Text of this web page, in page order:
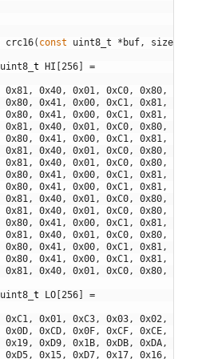
crc16( const uint8_t * buf, size
uint8 t HI 256
=
0x81, 0x40, 0x01, 0xC0, 0x80,
0x80, 0x41, 0x00, 0xC1, 0x81,
0x80, 0x41, 0x00, 0xC1, 0x81,
0x81, 0x40, 0x01, 0xC0, 0x80,
0x80, 0x41, 0x00, 0xC1, 0x81,
0x81, 0x40, 0x01, 0xC0, 0x80,
0x81, 0x40, 0x01, 0xC0, 0x80,
0x80, 0x41, 0x00, 0xC1, 0x81,
0x80, 0x41, 0x00, 0xC1, 0x81,
0x81, 0x40, 0x01, 0xC0, 0x80,
0x81, 0x40, 0x01, 0xC0, 0x80,
0x80, 0x41, 0x00, 0xC1, 0x81,
0x81, 0x40, 0x01, 0xC0, 0x80,
0x80, 0x41, 0x00, 0xC1, 0x81,
0x80, 0x41, 0x00, 0xC1, 0x81,
0x81, 0x40, 0x01, 0xC0, 0x80,
uint8 t LO 256
=
0xC1, 0x01, 0xC3, 0x03, 0x02,
0x0D, 0xCD, 0x0F, 0xCF, 0xCE,
0x19, 0xD9, 0x1B, 0xDB, 0xDA,
0xD5, 0x15, 0xD7, 0x17, 0x16,